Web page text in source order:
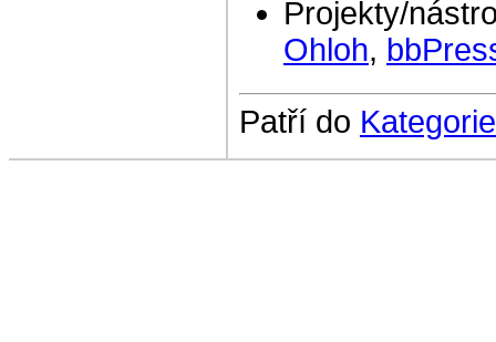
Projekty/
Ohloh,
Patří do